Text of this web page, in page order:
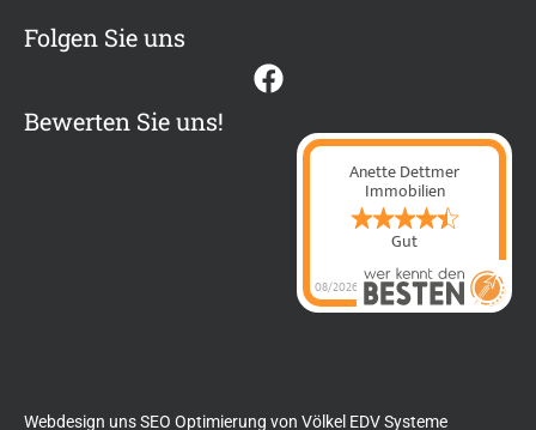
Folgen Sie uns
Bewerten Sie uns!
Anette Dettmer
Immobilien
Gut
08/2026 Anette Dettmer
Immobilienhat4.4
Webdesign uns SEO Optimierung von Völkel EDV Systeme